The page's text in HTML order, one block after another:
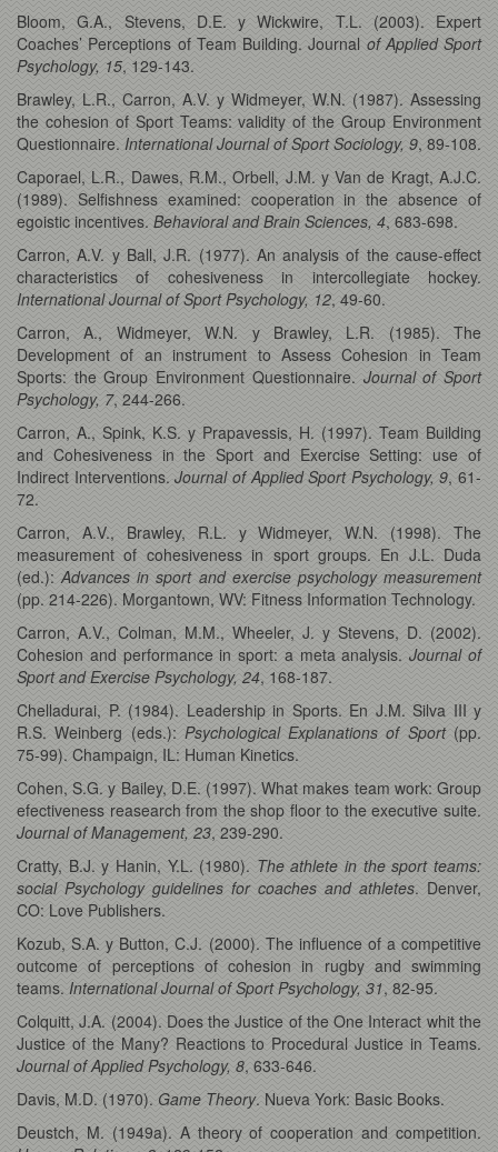
Bloom, G.A., Stevens, D.E. y Wickwire, T.L. (2003). Expert
Coaches’ Perceptions of Team Building. Journal of Applied Sport
Psychology, 15, 129-143.
Brawley, L.R., Carron, A.V. y Widmeyer, W.N. (1987). Assessing
the cohesion of Sport Teams: validity of the Group Environment
Questionnaire. International Journal of Sport Sociology, 9, 89-108.
Caporael, L.R., Dawes, R.M., Orbell, J.M. y Van de Kragt, A.J.C.
(1989). Selfishness examined: cooperation in the absence of
egoistic incentives. Behavioral and Brain Sciences, 4, 683-698.
Carron, A.V. y Ball, J.R. (1977). An analysis of the cause-effect
characteristics of cohesiveness in intercollegiate hockey.
International Journal of Sport Psychology, 12, 49-60.
Carron, A., Widmeyer, W.N. y Brawley, L.R. (1985). The
Development of an instrument to Assess Cohesion in Team
Sports: the Group Environment Questionnaire. Journal of Sport
Psychology, 7, 244-266.
Carron, A., Spink, K.S. y Prapavessis, H. (1997). Team Building
and Cohesiveness in the Sport and Exercise Setting: use of
Indirect Interventions.Journal of Applied Sport Psychology, 9, 61-
72.
Carron, A.V., Brawley, R.L. y Widmeyer, W.N. (1998). The
measurement of cohesiveness in sport groups. En J.L. Duda
(ed.):Advances in sport and exercise psychology measurement
(pp. 214-226). Morgantown, WV: Fitness Information Technology.
Carron, A.V., Colman, M.M., Wheeler, J. y Stevens, D. (2002).
Cohesion and performance in sport: a meta analysis. Journal of
Sport and Exercise Psychology, 24, 168-187.
Chelladurai, P. (1984). Leadership in Sports. En J.M. Silva III y
R.S. Weinberg (eds.): Psychological Explanations of Sport(pp.
75-99). Champaign, IL: Human Kinetics.
Cohen, S.G. y Bailey, D.E. (1997). What makes team work: Group
efectiveness reasearch from the shop floor to the executive suite.
Journal of Management, 23, 239-290.
Cratty, B.J. y Hanin, Y.L. (1980). The athlete in the sport teams:
social Psychology guidelines for coaches and athletes. Denver,
CO: Love Publishers.
Kozub, S.A. y Button, C.J. (2000). The influence of a competitive
outcome of perceptions of cohesion in rugby and swimming
teams. International Journal of Sport Psychology, 31, 82-95.
Colquitt, J.A. (2004). Does the Justice of the One Interact whit the
Justice of the Many? Reactions to Procedural Justice in Teams.
Journal of Applied Psychology, 8, 633-646.
Davis, M.D. (1970). Game Theory. Nueva York: Basic Books.
Deustch, M. (1949a). A theory of cooperation and competition.